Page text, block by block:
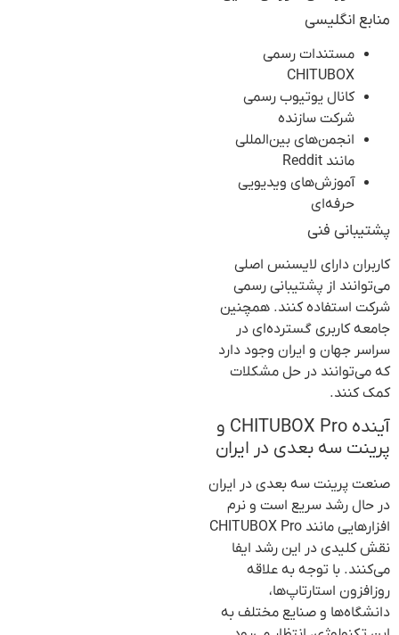
منابع انگلیسی
مستندات رسمی
CHITUBOX
کانال یوتیوب رسمی
شرکت سازنده
انجمن‌های بین‌المللی
مانند Reddit
آموزش‌های ویدیویی
حرفه‌ای
پشتیبانی فنی
کاربران دارای لایسنس اصلی
می‌توانند از پشتیبانی رسمی
شرکت استفاده کنند. همچنین
جامعه کاربری گسترده‌ای در
سراسر جهان و ایران وجود دارد
که می‌توانند در حل مشکلات
کمک کنند.
آینده CHITUBOX Pro و
پرینت سه بعدی در ایران
صنعت پرینت سه بعدی در ایران
در حال رشد سریع است و نرم
افزارهایی مانند CHITUBOX Pro
نقش کلیدی در این رشد ایفا
می‌کنند. با توجه به علاقه
روزافزون استارتاپ‌ها،
دانشگاه‌ها و صنایع مختلف به